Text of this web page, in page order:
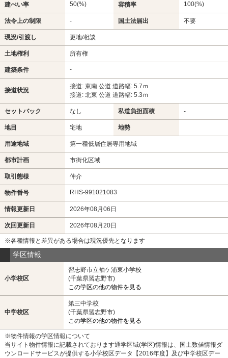
建ぺい率 50(%) 容積率 100(%)
法令上の制限 - 国土法届出 不要
現況/引渡し 更地/相談
土地権利 所有権
建築条件 -
接道状況
接道: 東南 公道 道路幅: 5.7ｍ
接道: 北東 公道 道路幅: 5.3ｍ
セットバック なし 私道負担面積 -
地目 宅地 地勢
用途地域 第一種低層住居専用地域
都市計画 市街化区域
取引態様 仲介
物件番号 RHS-991021083
情報更新日 2026年08月06日
次回更新日 2026年08月20日
※各種情報と差異がある場合は現況優先となります
学区情報
小学校区
習志野市立袖ケ浦東小学校
(千葉県習志野市)
この学区の他の物件を見る
中学校区
第三中学校
(千葉県習志野市)
この学区の他の物件を見る
※物件情報の学区情報について
当サイト物件情報に記載されております通学区域(学区)情報は、国土数値情報ダ
ウンロードサービスが提供する小学校区データ【2016年度】及び中学校区デー